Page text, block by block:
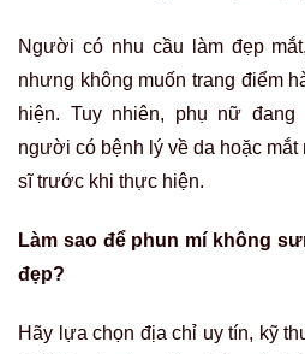
Người có nhu cầu làm đẹp
nhưng không muốn trang điểm
hiện. Tuy nhiên, phụ nữ
người có bệnh lý về da hoặc mắt
sĩ trước khi thực hiện.
Làm sao để phun mí không
đẹp?
Hãy lựa chọn địa chỉ uy tín, kỹ